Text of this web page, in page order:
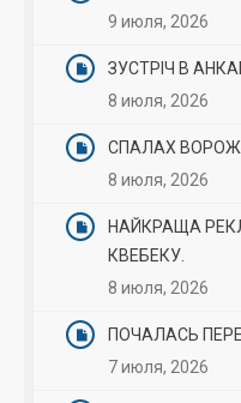
9 июля, 2026
ЗУСТРІЧ В
8 июля, 2026
СПАЛАХ
8 июля, 2026
НАЙКРАЩА
КВЕБЕКУ.
8 июля, 2026
ПОЧАЛАСЬ
7 июля, 2026